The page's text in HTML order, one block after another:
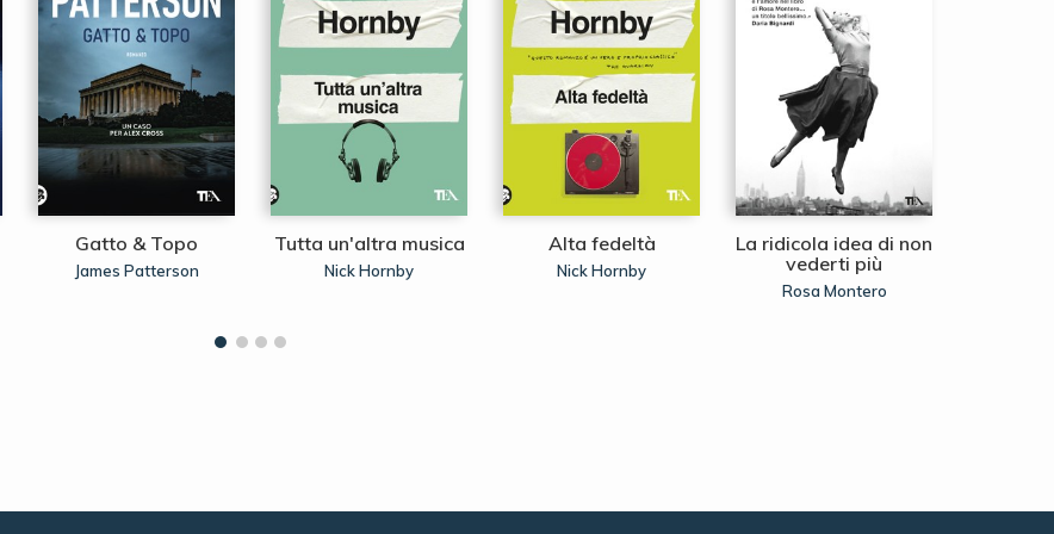
Gatto & Topo
James Patterson
Tutta un'altra musica
Nick Hornby
Alta fedeltà
Nick Hornby
La ridicola idea di non
vederti più
Rosa Montero